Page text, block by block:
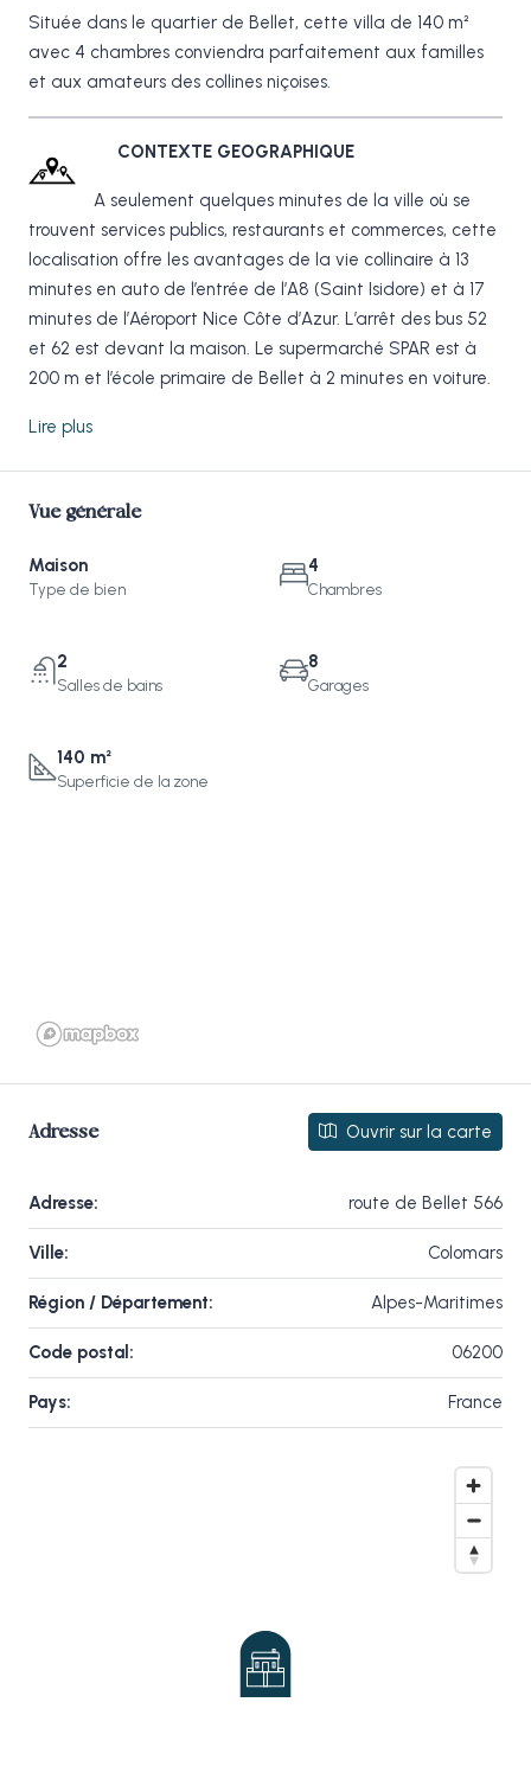
Située dans le quartier de Bellet, cette villa de 140 m²
avec 4 chambres conviendra parfaitement aux familles
et aux amateurs des collines niçoises.
CONTEXTE GEOGRAPHIQUE
A seulement quelques minutes de la ville où se
trouvent services publics, restaurants et commerces, cette
localisation offre les avantages de la vie collinaire à 13
minutes en auto de l’entrée de l’A8 (Saint Isidore) et à 17
minutes de l’Aéroport Nice Côte d’Azur. L’arrêt des bus 52
et 62 est devant la maison. Le supermarché SPAR est à
200 m et l’école primaire de Bellet à 2 minutes en voiture.
Lire plus
Vue générale
Maison
Type de bien
4
Chambres
2
Salles de bains
8
Garages
140 m²
Superficie de la zone
Adresse Ouvrir sur la carte
Adresse: route de Bellet 566
Ville: Colomars
Région / Département: Alpes-Maritimes
Code postal: 06200
Pays: France